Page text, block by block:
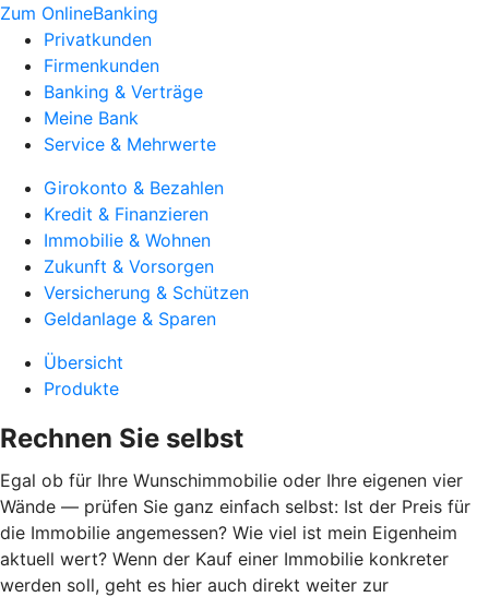
Zum OnlineBanking
Privatkunden
Firmenkunden
Banking & Verträge
Meine Bank
Service & Mehrwerte
Girokonto & Bezahlen
Kredit & Finanzieren
Immobilie & Wohnen
Zukunft & Vorsorgen
Versicherung & Schützen
Geldanlage & Sparen
Übersicht
Produkte
Rechnen Sie selbst
Egal ob für Ihre Wunschimmobilie oder Ihre eigenen vier
Wände — prüfen Sie ganz einfach selbst: Ist der Preis für
die Immobilie angemessen? Wie viel ist mein Eigenheim
aktuell wert? Wenn der Kauf einer Immobilie konkreter
werden soll, geht es hier auch direkt weiter zur